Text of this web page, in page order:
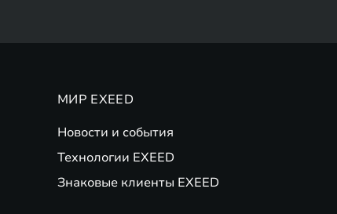
МИР EXEED
Новости и события
Технологии EXEED
Знаковые клиенты EXEED